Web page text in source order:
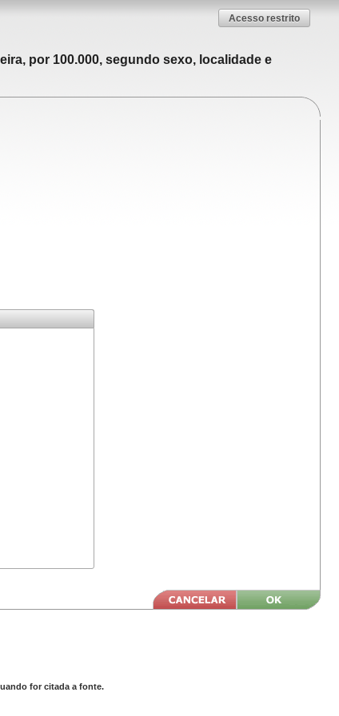
Acesso restrito
por 100.000, segundo sexo, localidade e
for citada a fonte.